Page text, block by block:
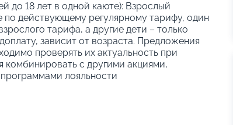
до 18 лет в одной каюте): Взрослый
по действующему регулярному тарифу, один
тарифа, а другие дети – только
зависит от возраста. Предложения
проверять их актуальность при
с другими акциями,
лояльности